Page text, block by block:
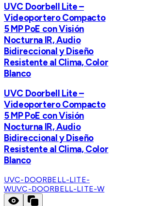
UVC Doorbell Lite –
Videoportero Compacto
5 MP PoE con Visión
Nocturna IR, Audio
Bidireccional y Diseño
Resistente al Clima, Color
Blanco
UVC Doorbell Lite –
Videoportero Compacto
5 MP PoE con Visión
Nocturna IR, Audio
Bidireccional y Diseño
Resistente al Clima, Color
Blanco
UVC-DOORBELL-LITE-
WUVC-DOORBELL-LITE-W